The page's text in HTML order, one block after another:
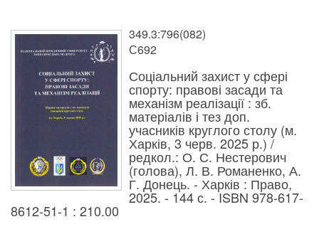
349.3:796(082)
С692
Соціальний захист у сфері
спорту: правові засади та
механізм реалізації : зб.
матеріалів і тез доп.
учасників круглого столу (м.
Харків, 3 черв. 2025 р.) /
редкол.: О. С. Нестерович
(голова), Л. В. Романенко, А.
Г. Донець. - Харків : Право,
2025. - 144 с. - ISBN 978-617-
8612-51-1 : 210.00